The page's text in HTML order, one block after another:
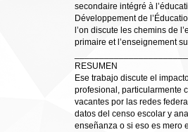
secondaire intégré à
Développement de
l’on discute les chemins de
primaire et l’enseignement
RESUMEN
Ese trabajo discute el
profesional, particularmente
vacantes por las redes
datos del censo escolar y
enseñanza o si eso es mero